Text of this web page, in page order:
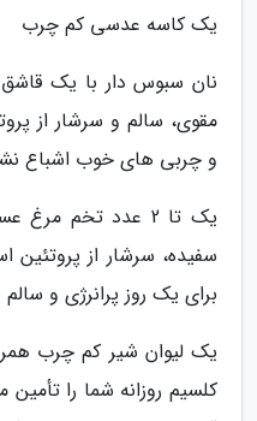
یک کاسه عدسی کم چرب
نان سبوس دار با یک قاشق
مقوی، سالم و سرشار از
و چربی های خوب اشباع
یک تا 2 عدد تخم
سفیده، سرشار از
برای یک روز پرانرژی و سالم
یک لیوان شیر کم چرب
کلسیم روزانه شما را